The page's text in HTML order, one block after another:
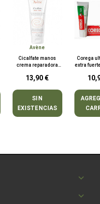
Avène
Cicalfate manos
crema reparadora
13,90 €
SIN
EXISTENCIAS
Corega
extra